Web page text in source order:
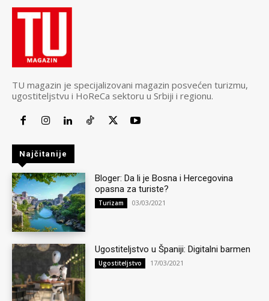
TU magazin je specijalizovani magazin posvećen turizmu,
ugostiteljstvu i HoReCa sektoru u Srbiji i regionu.
Najčitanije
Bloger: Da li je Bosna i Hercegovina
opasna za turiste?
Turizam 03/03/2021
Ugostiteljstvo u Španiji: Digitalni barmen
Ugostiteljstvo 17/03/2021